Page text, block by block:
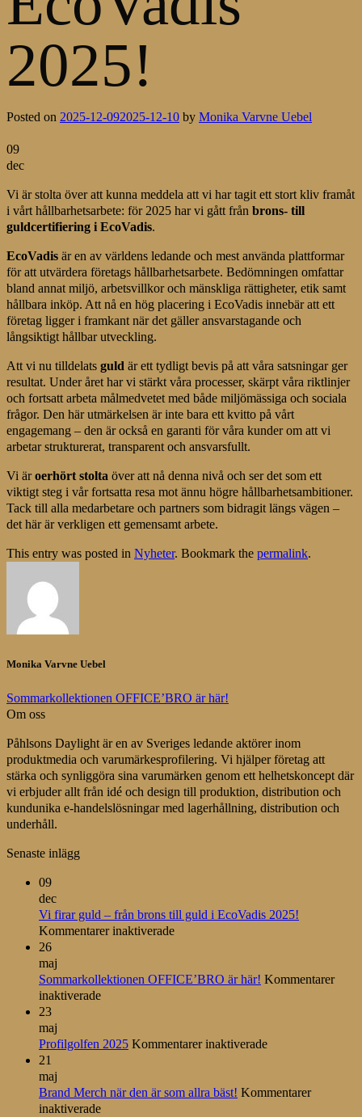
2025!
Posted on 2025-12-092025-12-10 by Monika Varvne Uebel
09
dec
Vi är stolta över att kunna meddela att vi har tagit ett stort kliv framåt
i vårt hållbarhetsarbete: för 2025 har vi gått från brons- till
guldcertifiering i EcoVadis.
EcoVadis är en av världens ledande och mest använda plattformar
för att utvärdera företags hållbarhetsarbete. Bedömningen omfattar
bland annat miljö, arbetsvillkor och mänskliga rättigheter, etik samt
hållbara inköp. Att nå en hög placering i EcoVadis innebär att ett
företag ligger i framkant när det gäller ansvarstagande och
långsiktigt hållbar utveckling.
Att vi nu tilldelats guld är ett tydligt bevis på att våra satsningar ger
resultat. Under året har vi stärkt våra processer, skärpt våra riktlinjer
och fortsatt arbeta målmedvetet med både miljömässiga och sociala
frågor. Den här utmärkelsen är inte bara ett kvitto på vårt
engagemang – den är också en garanti för våra kunder om att vi
arbetar strukturerat, transparent och ansvarsfullt.
Vi äroerhört stolta över att nå denna nivå och ser det som ett
viktigt steg i vår fortsatta resa mot ännu högre hållbarhetsambitioner.
Tack till alla medarbetare och partners som bidragit längs vägen –
det här är verkligen ett gemensamt arbete.
This entry was posted in Nyheter. Bookmark the permalink.
Monika Varvne Uebel
Sommarkollektionen OFFICE’BRO är här!
Om oss
Påhlsons Daylight är en av Sveriges ledande aktörer inom
produktmedia och varumärkesprofilering. Vi hjälper företag att
stärka och synliggöra sina varumärken genom ett helhetskoncept där
vi erbjuder allt från idé och design till produktion, distribution och
kundunika e-handelslösningar med lagerhållning, distribution och
underhåll.
Senaste inlägg
09
dec
Vi firar guld – från brons till guld i EcoVadis 2025!
Kommentarer inaktiveradeför
guld
till
EcoVadis
26
maj
Sommarkollektionen OFFICE’BRO är här! Kommentarer
inaktiveradeför
är
23
maj
Profilgolfen 2025 Kommentarer inaktiveradeför
21
maj
Brand Merch när den är som allra bäst! Kommentarer
inaktiveradeför